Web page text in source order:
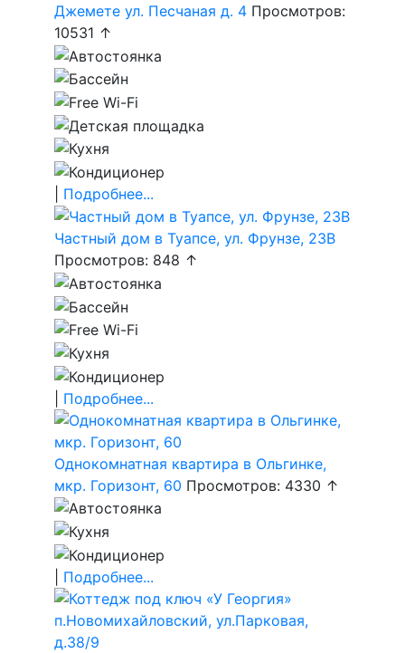
Джемете ул. Песчаная д. 4 Просмотров:
10531 ↑
Подробнее...
Частный дом в Туапсе, ул. Фрунзе, 23В
Просмотров: 848 ↑
Подробнее...
Однокомнатная квартира в Ольгинке,
мкр. Горизонт, 60 Просмотров: 4330 ↑
Подробнее...